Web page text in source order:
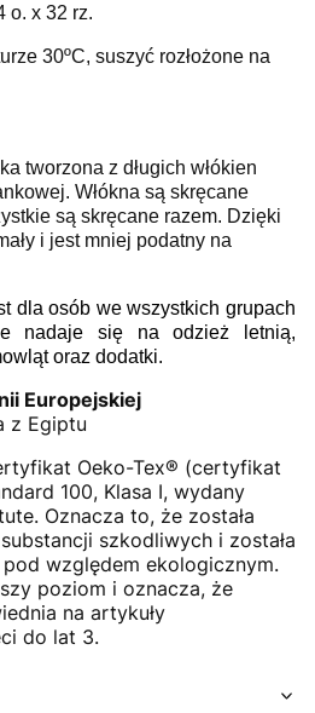
o. x 32 rz.
30ºC, suszyć rozłożone na
tworzona z długich włókien
Włókna są skręcane
są skręcane razem. Dzięki
i jest mniej podatny na
dla osób we wszystkich grupach
nadaje się na odzież letnią,
oraz dodatki.
Europejskiej
z Egiptu
Oeko-Tex® (certyfikat
100, Klasa I, wydany
Oznacza to, że została
szkodliwych i została
względem ekologicznym.
poziom i oznacza, że
na artykuły
do lat 3.